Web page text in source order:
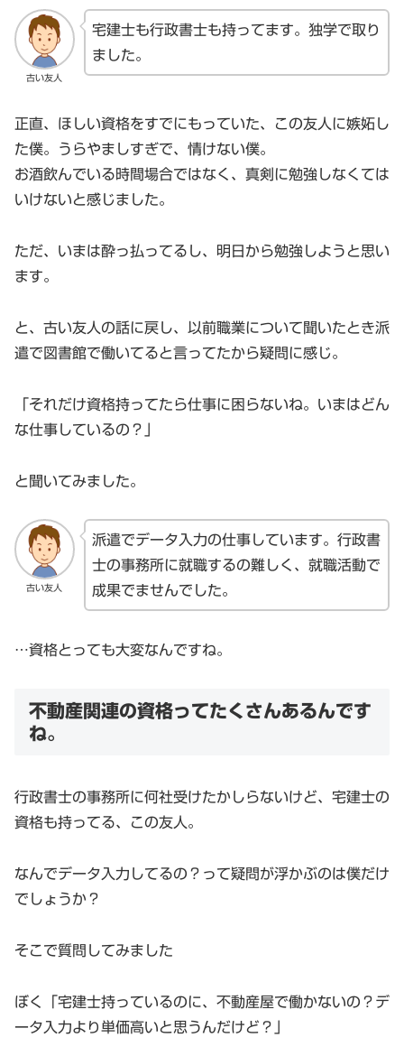
古い友人
宅建士も行政書士も持ってます。独学で取り
ました。
正直、ほしい資格をすでにもっていた、この友人に嫉妬し
た僕。うらやましすぎで、情けない僕。
お酒飲んでいる時間場合ではなく、真剣に勉強しなくては
いけないと感じました。
ただ、いまは酔っ払ってるし、明日から勉強しようと思い
ます。
と、古い友人の話に戻し、以前職業について聞いたとき派
遣で図書館で働いてると言ってたから疑問に感じ。
「それだけ資格持ってたら仕事に困らないね。いまはどん
な仕事しているの？」
と聞いてみました。
古い友人
派遣でデータ入力の仕事しています。行政書
士の事務所に就職するの難しく、就職活動で
成果でませんでした。
…資格とっても大変なんですね。
不動産関連の資格ってたくさんあるんです
ね。
行政書士の事務所に何社受けたかしらないけど、宅建士の
資格も持ってる、この友人。
なんでデータ入力してるの？って疑問が浮かぶのは僕だけ
でしょうか？
そこで質問してみました
ぼく「宅建士持っているのに、不動産屋で働かないの？デ
ータ入力より単価高いと思うんだけど？」